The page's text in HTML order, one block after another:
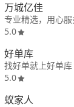
万城亿佳
专业精选，用心服
5.0
好单库
找好单就上好单库
5.0
蚁家人